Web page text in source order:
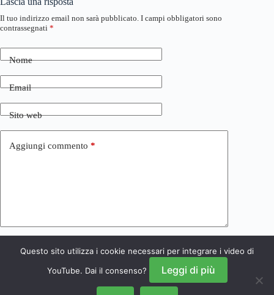
Il tuo indirizzo email non sarà pubblicato. I campi obbligatori sono
contrassegnati *
Nome
Email
Sito web
Aggiungi commento *
Invia commento
Questo sito utilizza i cookie necessari per integrare i video di
YouTube. Dai il consenso?
Leggi di più